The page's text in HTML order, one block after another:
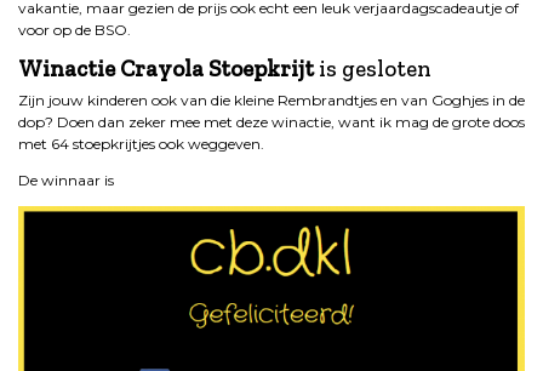
vakantie, maar gezien de prijs ook echt een leuk verjaardagscadeautje of
voor op de BSO.
Winactie Crayola Stoepkrijtis gesloten
Zijn jouw kinderen ook van die kleine Rembrandtjes en van Goghjes in de
dop? Doen dan zeker mee met deze winactie, want ik mag de grote doos
met 64 stoepkrijtjes ook weggeven.
De winnaar is